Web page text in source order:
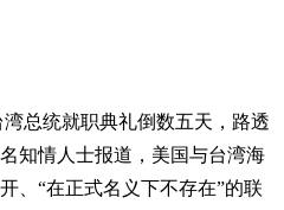
湾总统就职典礼倒数五天，路透
知情人士报道，美国与台湾海
、“在正式名义下不存在”的联